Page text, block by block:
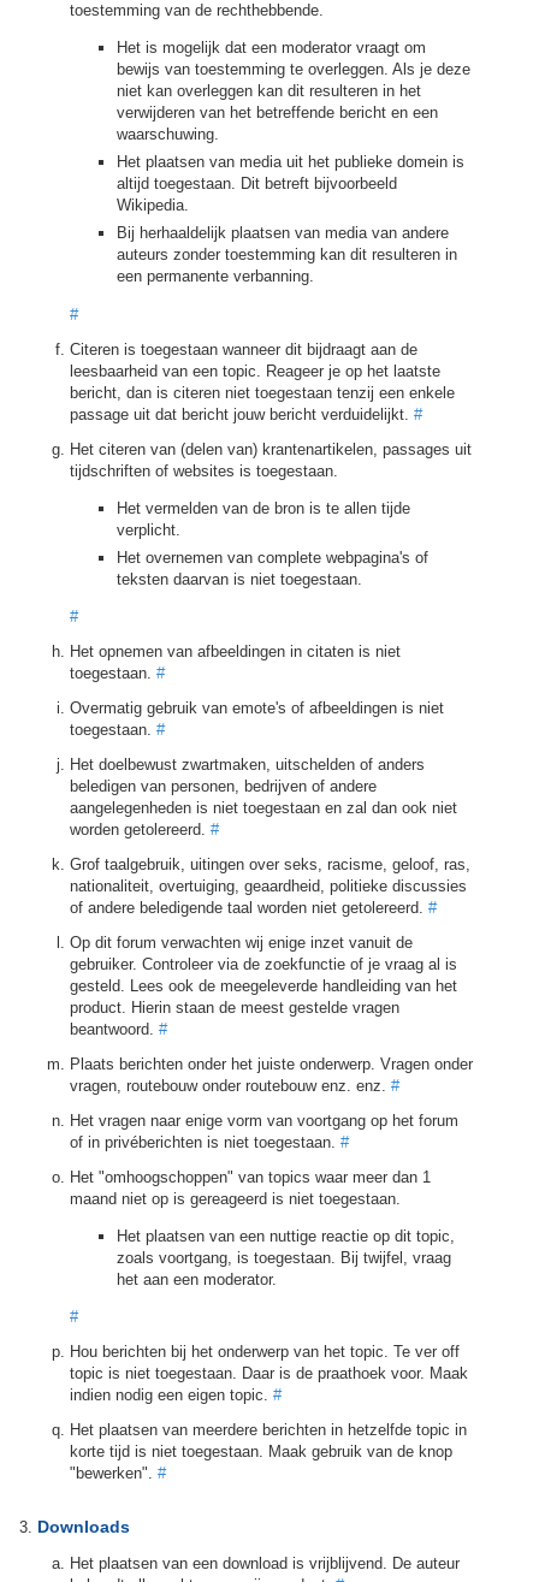
toestemming van de rechthebbende.
Het is mogelijk dat een moderator vraagt om
bewijs van toestemming te overleggen. Als je deze
niet kan overleggen kan dit resulteren in het
verwijderen van het betreffende bericht en een
waarschuwing.
Het plaatsen van media uit het publieke domein is
altijd toegestaan. Dit betreft bijvoorbeeld
Wikipedia.
Bij herhaaldelijk plaatsen van media van andere
auteurs zonder toestemming kan dit resulteren in
een permanente verbanning.
#
Citeren is toegestaan wanneer dit bijdraagt aan de
leesbaarheid van een topic. Reageer je op het laatste
bericht, dan is citeren niet toegestaan tenzij een enkele
passage uit dat bericht jouw bericht verduidelijkt. #
Het citeren van (delen van) krantenartikelen, passages uit
tijdschriften of websites is toegestaan.
Het vermelden van de bron is te allen tijde
verplicht.
Het overnemen van complete webpagina's of
teksten daarvan is niet toegestaan.
#
Het opnemen van afbeeldingen in citaten is niet
toegestaan. #
Overmatig gebruik van emote's of afbeeldingen is niet
toegestaan. #
Het doelbewust zwartmaken, uitschelden of anders
beledigen van personen, bedrijven of andere
aangelegenheden is niet toegestaan en zal dan ook niet
worden getolereerd. #
Grof taalgebruik, uitingen over seks, racisme, geloof, ras,
nationaliteit, overtuiging, geaardheid, politieke discussies
of andere beledigende taal worden niet getolereerd. #
Op dit forum verwachten wij enige inzet vanuit de
gebruiker. Controleer via de zoekfunctie of je vraag al is
gesteld. Lees ook de meegeleverde handleiding van het
product. Hierin staan de meest gestelde vragen
beantwoord. #
Plaats berichten onder het juiste onderwerp. Vragen onder
vragen, routebouw onder routebouw enz. enz. #
Het vragen naar enige vorm van voortgang op het forum
of in privéberichten is niet toegestaan. #
Het "omhoogschoppen" van topics waar meer dan 1
maand niet op is gereageerd is niet toegestaan.
Het plaatsen van een nuttige reactie op dit topic,
zoals voortgang, is toegestaan. Bij twijfel, vraag
het aan een moderator.
#
Hou berichten bij het onderwerp van het topic. Te ver off
topic is niet toegestaan. Daar is de praathoek voor. Maak
indien nodig een eigen topic. #
Het plaatsen van meerdere berichten in hetzelfde topic in
korte tijd is niet toegestaan. Maak gebruik van de knop
"bewerken". #
Downloads
Het plaatsen van een download is vrijblijvend. De auteur